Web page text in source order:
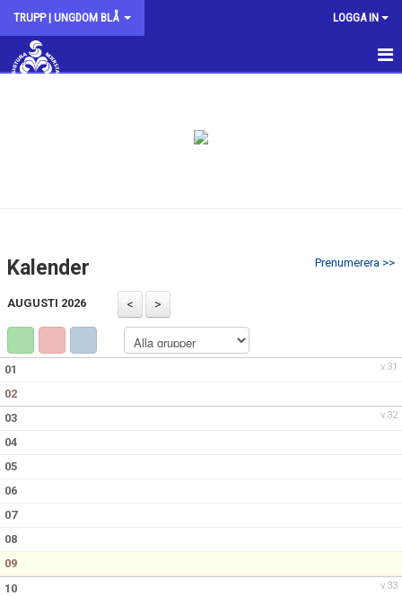
TRUPP | UNGDOM BLÅ LOGGA IN
Prenumerera >>
Kalender
AUGUSTI 2026
v.31
01
02
v.32
03
04
05
06
07
08
09
v.33
10